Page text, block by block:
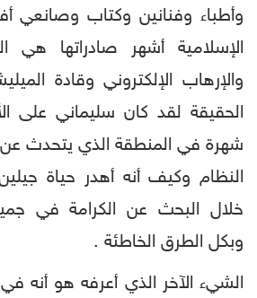
وأطباء وفنانين وكتاب وصانعي
الإسلامية أشهر صادراتها هي
والإرهاب الإلكتروني وقادة
الحقيقة لقد كان سليماني على
شهرة في المنطقة الذي يتحدث عن
النظام وكيف أنه أهدر حياة
خلال البحث عن الكرامة في
وبكل الطرق الخاطئة .
الشيء الآخر الذي أعرفه هو أنه